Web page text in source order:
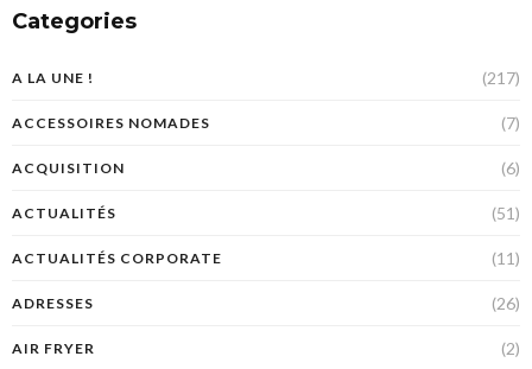
Categories
A LA UNE ! (217)
ACCESSOIRES NOMADES (7)
ACQUISITION (6)
ACTUALITÉS (51)
ACTUALITÉS CORPORATE (11)
ADRESSES (26)
AIR FRYER (2)